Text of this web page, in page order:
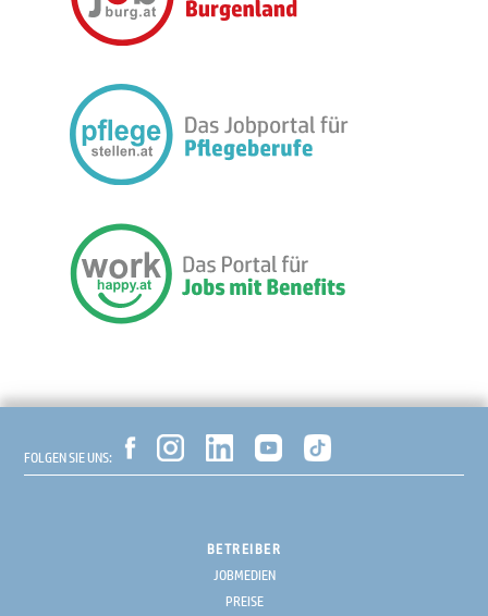
FOLGEN SIE UNS:
BETREIBER
JOBMEDIEN
PREISE